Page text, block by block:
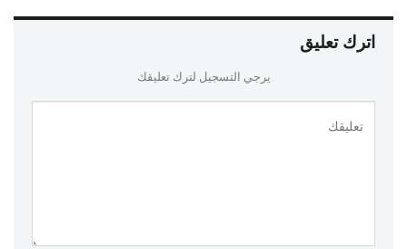
اترك تعليق
يرجي التسجيل لترك تعليقك